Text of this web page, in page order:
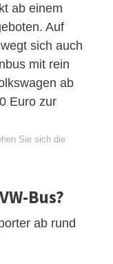
ab einem
Auf
sich auch
mit rein
ab
Euro zur
Sie sich die
Bus?
ab rund